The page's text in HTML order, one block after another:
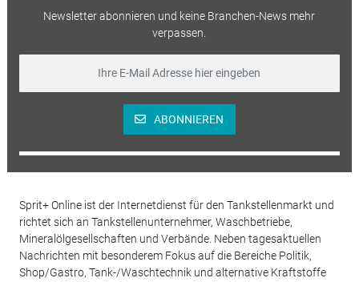
Newsletter abonnieren und keine Branchen-News mehr
verpassen.
ABONNIEREN
Sprit+ Online ist der Internetdienst für den Tankstellenmarkt und
richtet sich an Tankstellenunternehmer, Waschbetriebe,
Mineralölgesellschaften und Verbände. Neben tagesaktuellen
Nachrichten mit besonderem Fokus auf die Bereiche Politik,
Shop/Gastro, Tank-/Waschtechnik und alternative Kraftstoffe